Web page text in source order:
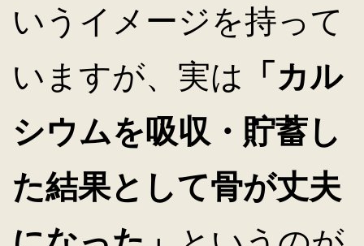
いうイメージを持って
いますが、実は
「カル
シウムを吸収・貯蓄し
た結果として骨が丈夫